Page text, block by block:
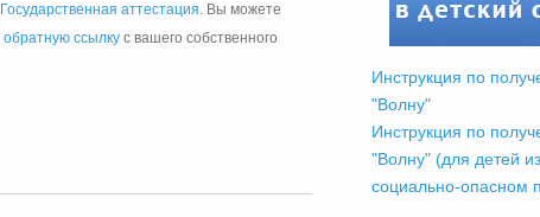
Государственная аттестация. Вы можете
обратную ссылку с вашего собственного
Инструкция по
"Волну"
Инструкция по
"Волну" (для детей
социально-опасном